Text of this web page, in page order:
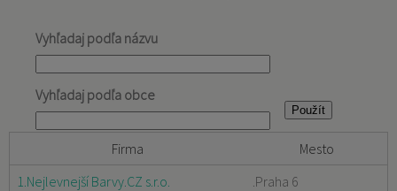
Vyhľadaj podľa názvu
Vyhľadaj podľa obce
Firma
Mesto
1.Nejlevnejší Barvy.CZ s.r.o.
.Praha 6